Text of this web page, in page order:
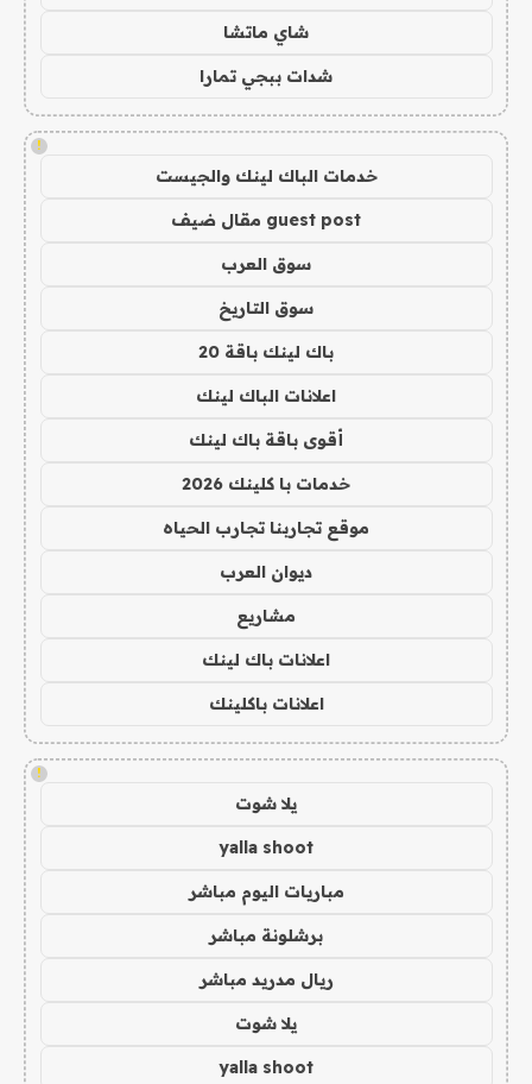
شاي ماتشا
شدات ببجي تمارا
!
خدمات الباك لينك والجيست
guest post مقال ضيف
سوق العرب
سوق التاريخ
باك لينك باقة 20
اعلانات الباك لينك
أقوى باقة باك لينك
خدمات با كلينك 2026
موقع تجاربنا تجارب الحياه
ديوان العرب
مشاريع
اعلانات باك لينك
اعلانات باكلينك
!
يلا شوت
yalla shoot
مباريات اليوم مباشر
برشلونة مباشر
ريال مدريد مباشر
يلا شوت
yalla shoot